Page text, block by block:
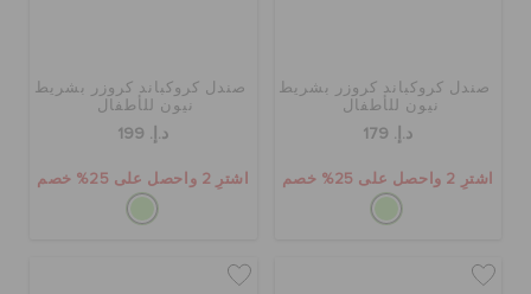
صندل كروكباند كروزر بشريط
نيون للأطفال
د.إ. 179
اشترِ 2 واحصل على 25% خصم
صندل كروكباند كروزر بشريط
نيون للأطفال
د.إ. 199
اشترِ 2 واحصل على 25% خصم